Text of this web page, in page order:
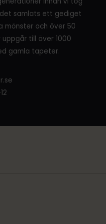
samlats ett gediget
mönster och över 50
till över 1000
gamla tapeter.